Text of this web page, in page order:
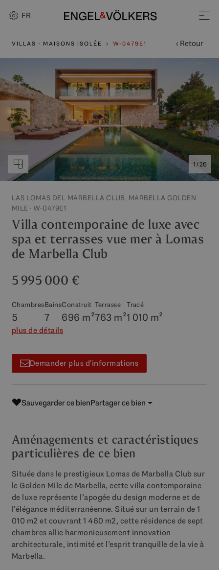
FR
VILLAS - MAISONS ISOLÉE W-0479E1 ‹ Retour
1 / 26
LAS LOMAS DEL MARBELLA CLUB, MARBELLA GOLDEN
MILE · W-0479E1
Villa contemporaine de luxe avec
spa et terrasses vue mer à Lomas
de Marbella Club
5 995 000 €
Chambres
5
Bains
7
Construit
696 m²
Terrasse
763 m²
Tracé
1 010 m²
plus de détails
Demander plus d'informations
Sauvegarder ce bienPartager ce bien
Aménagements et caractéristiques
particulières de ce bien
Située dans le prestigieux Lomas de Marbella Club sur
le Golden Mile de Marbella, cette villa contemporaine
de luxe représente l’apogée du design moderne et de
l’élégance méditerranéenne. Situé sur un terrain de 1
010 m2 et couvrant 1 460 m2, cette résidence de sept
chambres allie harmonieusement innovation
architecturale, intimité et l’esprit tranquille de la vie à
Marbella.